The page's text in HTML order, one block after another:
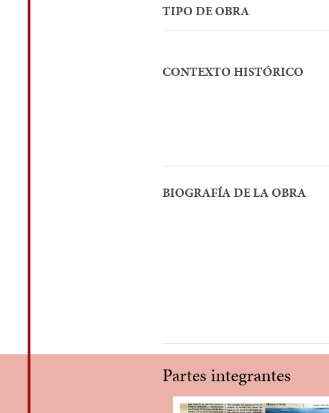
TIPO DE OBRA
CONTEXTO HISTÓRICO
BIOGRAFÍA DE LA OBRA
Partes integrantes